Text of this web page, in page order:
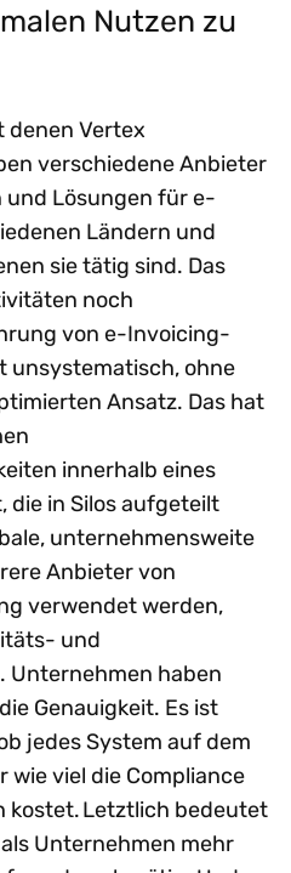
Nutzen zu
denen Vertex
verschiedene Anbieter
Lösungen für e-
Ländern und
sie tätig sind. Das
noch
von e-Invoicing-
unsystematisch, ohne
Ansatz. Das hat
innerhalb eines
in Silos aufgeteilt
unternehmensweite
Anbieter von
verwendet werden,
und
Unternehmen haben
Genauigkeit. Es ist
jedes System auf dem
wie viel die Compliance
kostet. Letztlich bedeutet
Unternehmen mehr